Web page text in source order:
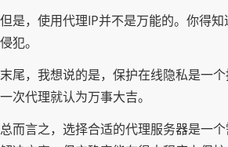
但是，使用代理IP并不是万能的。你得
侵犯。
末尾，我想说的是，保护在线隐私是一
一次代理就认为万事大吉。
总而言之，选择合适的代理服务器是一